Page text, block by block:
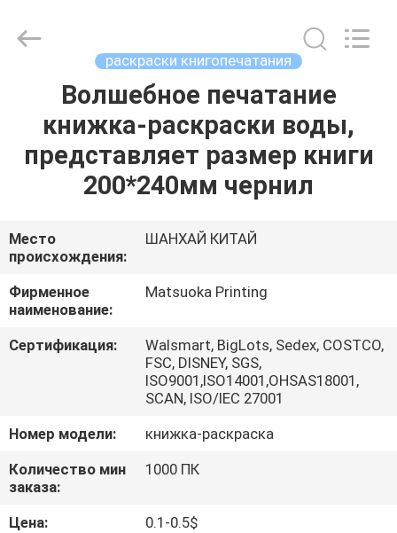
ПРОДУКТЫ
НАС
ПУТЕШЕСТВИЕ
ФАБРИКИ
СВЯЖИТЕСЬ
МЫ
printing
co.,LTD.
раскраски книгопечатания
Волшебное печатание
книжка-раскраски воды,
представляет размер книги
200*240мм чернил
Место
происхождения:
ШАНХАЙ КИТАЙ
Фирменное
наименование:
Matsuoka Printing
Сертификация:
Walsmart, BigLots, Sedex, COSTCO,
FSC, DISNEY, SGS,
ISO9001,ISO14001,OHSAS18001,
SCAN, ISO/IEC 27001
Номер модели:
книжка-раскраска
Количество мин
заказа:
1000 ПК
Цена:
0.1-0.5$